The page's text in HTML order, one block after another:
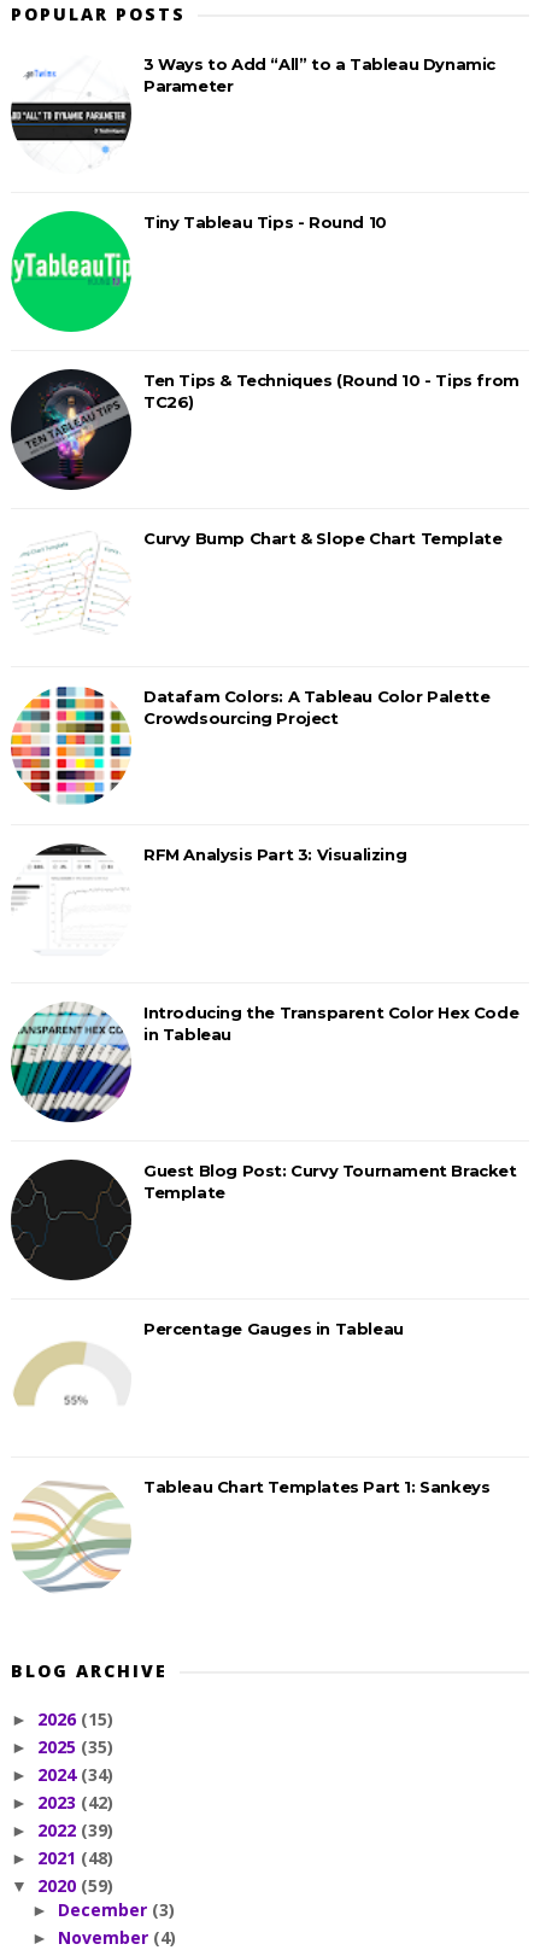
POPULAR POSTS
3 Ways to Add “All” to a Tableau Dynamic
Parameter
Tiny Tableau Tips - Round 10
Ten Tips & Techniques (Round 10 - Tips from
TC26)
Curvy Bump Chart & Slope Chart Template
Datafam Colors: A Tableau Color Palette
Crowdsourcing Project
RFM Analysis Part 3: Visualizing
Introducing the Transparent Color Hex Code
in Tableau
Guest Blog Post: Curvy Tournament Bracket
Template
Percentage Gauges in Tableau
Tableau Chart Templates Part 1: Sankeys
BLOG ARCHIVE
► 2026 (15)
► 2025 (35)
► 2024 (34)
► 2023 (42)
► 2022 (39)
► 2021 (48)
▼ 2020 (59)
► December (3)
► November (4)